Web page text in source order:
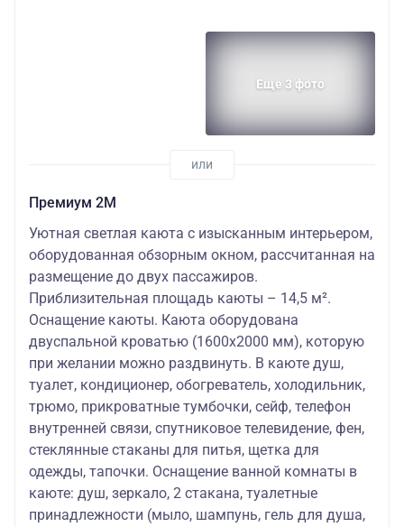
Еще 3 фото
Премиум 2М
Уютная светлая каюта с изысканным интерьером,
оборудованная обзорным окном, рассчитанная на
размещение до двух пассажиров.
Приблизительная площадь каюты – 14,5 м².
Оснащение каюты. Каюта оборудована
двуспальной кроватью (1600х2000 мм), которую
при желании можно раздвинуть. В каюте душ,
туалет, кондиционер, обогреватель, холодильник,
трюмо, прикроватные тумбочки, сейф, телефон
внутренней связи, спутниковое телевидение, фен,
стеклянные стаканы для питья, щетка для
одежды, тапочки. Оснащение ванной комнаты в
каюте: душ, зеркало, 2 стакана, туалетные
принадлежности (мыло, шампунь, гель для душа,